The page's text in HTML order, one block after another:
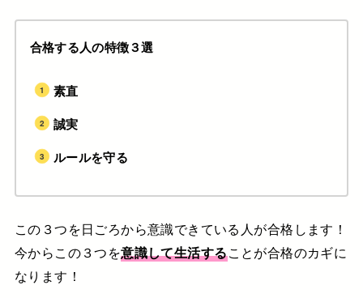
合格する人の特徴３選
素直
誠実
ルールを守る
この３つを日ごろから意識できている人が合格します！
今からこの３つを意識して生活することが合格のカギに
なります！